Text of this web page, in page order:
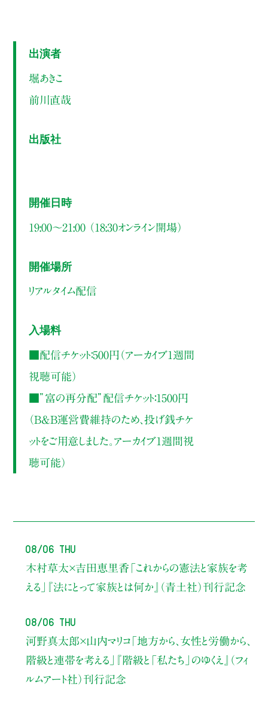
出演者
堀あきこ
前川直哉
出版社
開催日時
19:00～21:00 （18:30オンライン開場）
開催場所
リアルタイム配信
入場料
■配信チケット：500円（アーカイブ1週間
視聴可能）
■”富の再分配”配信チケット：1500円
（B&B運営費維持のため、投げ銭チケ
ットをご用意しました。アーカイブ1週間視
聴可能）
08/06 Thu
木村草太×吉田恵里香 「これからの憲法と家族を考
える」
『法にとって家族とは何か』（青土社）刊行記念
08/06 Thu
河野真太郎×山内マリコ「地方から、女性と労働から、
階級と連帯を考える」
『階級と「私たち」のゆくえ』（フィ
ルムアート社）刊行記念